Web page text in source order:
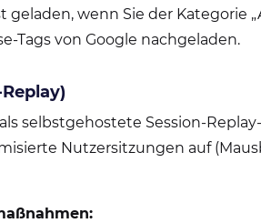
geladen, wenn Sie der
Tags von Google nachgeladen.
selbstgehostete Session-
Nutzersitzungen auf